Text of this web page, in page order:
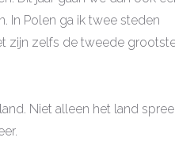
In Polen ga ik twee steden
zijn zelfs de tweede
Niet alleen het land